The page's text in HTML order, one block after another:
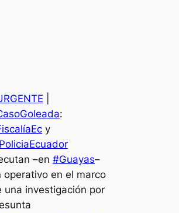
:
y
–en #Guayas–
operativo en el marco
una investigación por